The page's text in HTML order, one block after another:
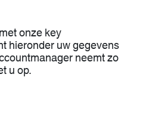
onze key
hieronder uw gegevens
neemt zo
u op.